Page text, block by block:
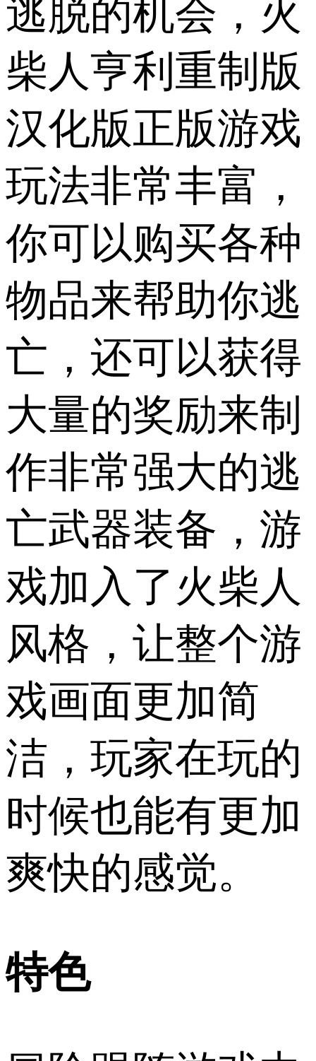
逃脱的机会，火
柴人亨利重制版
汉化版正版游戏
玩法非常丰富，
你可以购买各种
物品来帮助你逃
亡，还可以获得
大量的奖励来制
作非常强大的逃
亡武器装备，游
戏加入了火柴人
风格，让整个游
戏画面更加简
洁，玩家在玩的
时候也能有更加
爽快的感觉。
特色